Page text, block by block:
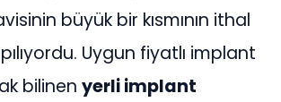
büyük bir kısmının ithal
Uygun fiyatlı implant
bilinen yerli implant